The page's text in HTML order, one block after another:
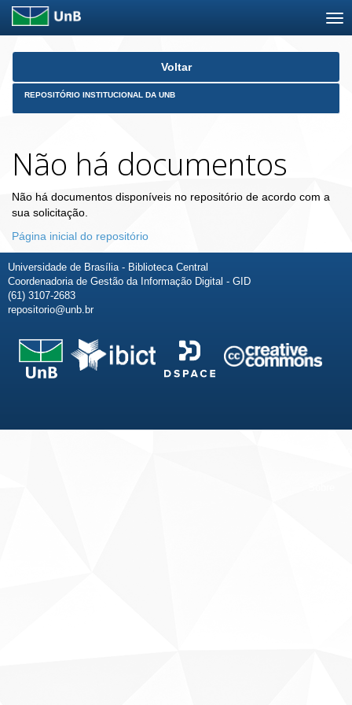
Skip
Voltar
REPOSITÓRIO INSTITUCIONAL DA UNB
Não há documentos
Não há documentos disponíveis no repositório de acordo com a
sua solicitação.
Página inicial do repositório
Universidade de Brasília - Biblioteca Central
Coordenadoria de Gestão da Informação Digital - GID
(61) 3107-2683
repositorio@unb.br